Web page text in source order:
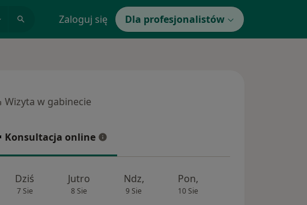
Zaloguj się Dla profesjonalistów
w gabinecie
Wizyta w gabinecie
online
Konsultacja online
Dziś
7 Sie
Jutro
8 Sie
Ndz,
9 Sie
Pon,
10 Sie